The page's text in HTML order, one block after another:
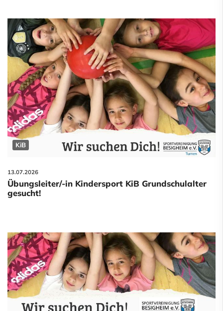
KiB
13.07.2026
Übungsleiter/-in Kindersport KiB Grundschulalter
gesucht!